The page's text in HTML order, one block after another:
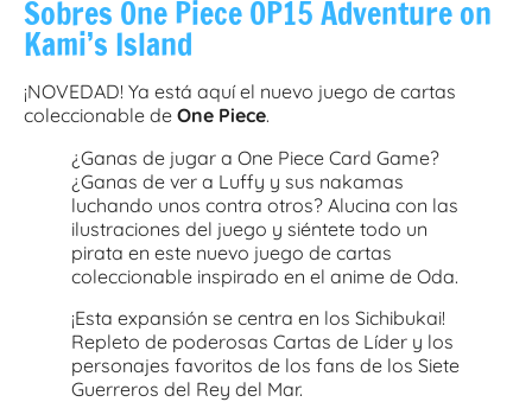
Sobres One Piece OP15 Adventure on
Kami’s Island
¡NOVEDAD! Ya está aquí el nuevo juego de cartas
coleccionable de One Piece.
¿Ganas de jugar a One Piece Card Game?
¿Ganas de ver a Luffy y sus nakamas
luchando unos contra otros? Alucina con las
ilustraciones del juego y siéntete todo un
pirata en este nuevo juego de cartas
coleccionable inspirado en el anime de Oda.
¡Esta expansión se centra en los Sichibukai!
Repleto de poderosas Cartas de Líder y los
personajes favoritos de los fans de los Siete
Guerreros del Rey del Mar.